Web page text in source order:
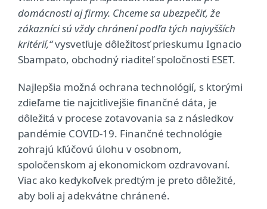
domácnosti aj firmy. Chceme sa ubezpečiť, že
zákazníci sú vždy chránení podľa tých najvyšších
kritérií,“vysvetľuje dôležitosť prieskumu Ignacio
Sbampato, obchodný riaditeľ spoločnosti ESET.
Najlepšia možná ochrana technológií, s ktorými
zdieľame tie najcitlivejšie finančné dáta, je
dôležitá v procese zotavovania sa z následkov
pandémie COVID-19. Finančné technológie
zohrajú kľúčovú úlohu v osobnom,
spoločenskom aj ekonomickom ozdravovaní.
Viac ako kedykoľvek predtým je preto dôležité,
aby boli aj adekvátne chránené.